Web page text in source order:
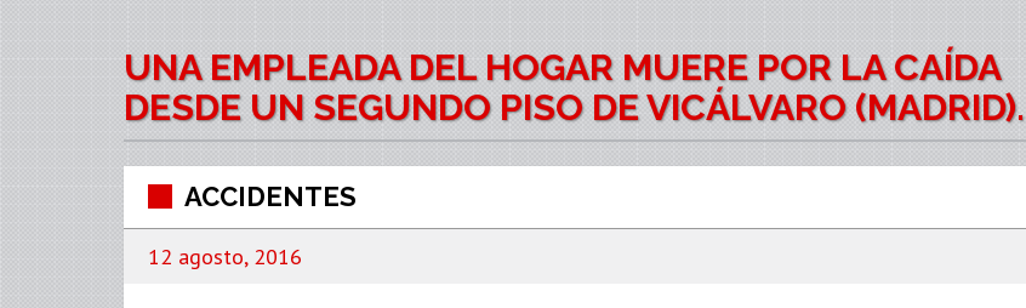
UNA EMPLEADA DEL HOGAR MUERE POR LA CAÍDA
DESDE UN SEGUNDO PISO DE VICÁLVARO (MADRID).
ACCIDENTES
12 agosto, 2016